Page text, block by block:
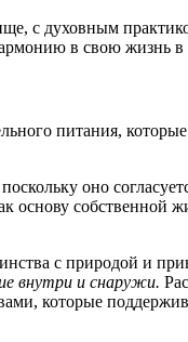
с духовным
в свою жизнь
питания,
оно
основу
с природой и
внутри и снаружи.
которые